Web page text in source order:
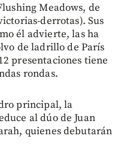
Meadows, de
derrotas). Sus
él advierte, las ha
de ladrillo de París
presentaciones tiene
rondas.
principal, la
al dúo de Juan
quienes debutarán